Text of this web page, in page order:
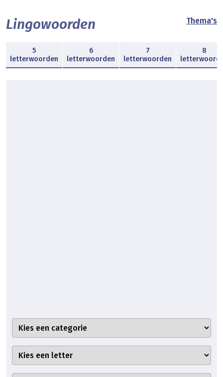
Lingowoorden Thema's
5
letterwoorden
6
letterwoorden
7
letterwoorden
8